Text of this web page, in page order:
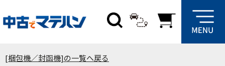
[梱包機／封函機]の一覧へ戻る